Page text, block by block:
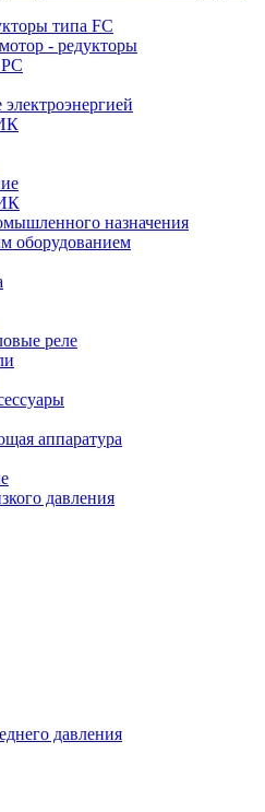
типа FC
- редукторы
назначения
оборудованием
реле
аппаратура
давления
давления